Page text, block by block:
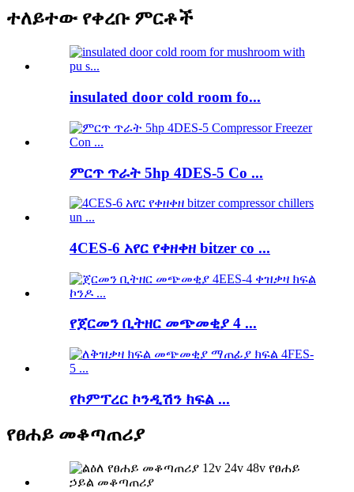
ተለይተው የቀረቡ ምርቶች
insulated door cold room fo...
ምርጥ ጥራት 5hp 4DES-5 Co ...
4CES-6 አየር የቀዘቀዘ bitzer co ...
የጀርመን ቢትዘር መጭመቂያ 4 ...
የኮምፕረር ኮንዲሽን ክፍል ...
የፀሐይ መቆጣጠሪያ